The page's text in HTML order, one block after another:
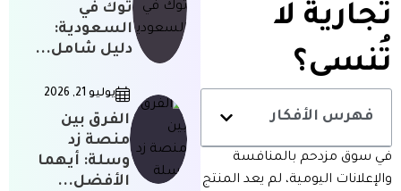
تجارية لا
تُنسى؟
فهرس الأفكار
في سوق مزدحم بالمنافسة
والإعلانات اليومية، لم يعد المنتج
توك في
السعودية:
دليل شامل...
يوليو 21, 2026
الفرق بين
منصة زد
وسلة: أيهما
الأفضل...